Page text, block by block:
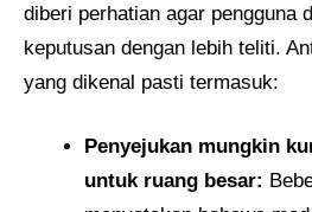
diberi perhatian agar pengguna
keputusan dengan lebih teliti.
yang dikenal pasti termasuk:
Penyejukan mungkin
untuk ruang besar: